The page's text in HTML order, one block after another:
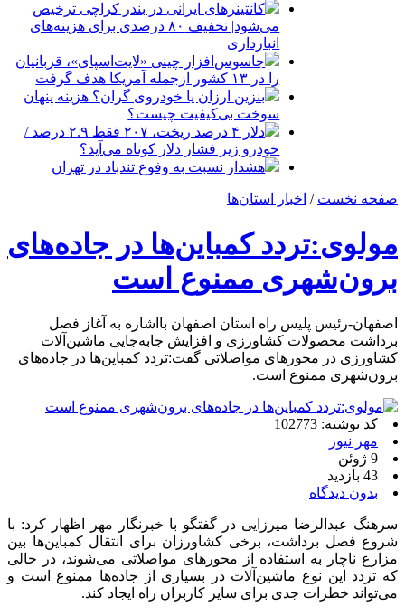
کانتینرهای ایرانی در بندر کراچی ترخیص
می‌شود| تخفیف ۸۰ درصدی برای هزینه‌های
انبارداری
جاسوس‌افزار چینی «لایت‌اسپای»، قربانیان
را در ۱۳ کشور ازجمله آمریکا هدف گرفت
بنزین ارزان یا خودروی گران؟ هزینه پنهان
سوخت بی‌کیفیت چیست؟
دلار ۴ درصد ریخت، ۲۰۷ فقط ۲.۹ درصد /
خودرو زیر فشار دلار کوتاه می‌آید؟
هشدار نسبت به وفوع تندباد در تهران
صفحه نخست / اخبار استان‌ها
مولوی:تردد کمباین‌ها در جاده‌های
برون‌شهری ممنوع است
اصفهان-رئیس پلیس راه استان اصفهان بااشاره به آغاز فصل
برداشت محصولات کشاورزی و افزایش جابه‌جایی ماشین‌آلات
کشاورزی در محورهای مواصلاتی گفت:تردد کمباین‌ها در جاده‌های
برون‌شهری ممنوع است.
کد نوشته: 102773
مهر نیوز
9 ژوئن
43 بازدید
بدون دیدگاه
سرهنگ عبدالرضا میرزایی در گفتگو با خبرنگار مهر اظهار کرد: با
شروع فصل برداشت، برخی کشاورزان برای انتقال کمباین‌ها بین
مزارع ناچار به استفاده از محورهای مواصلاتی می‌شوند، در حالی
که تردد این نوع ماشین‌آلات در بسیاری از جاده‌ها ممنوع است و
می‌تواند خطرات جدی برای سایر کاربران راه ایجاد کند.